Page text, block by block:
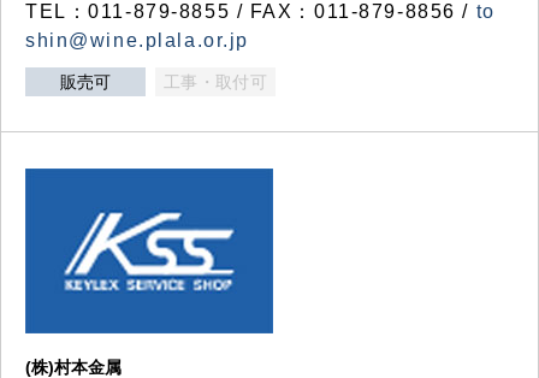
TEL：011-879-8855 / FAX：011-879-8856 / to
shin@wine.plala.or.jp
販売可 工事・取付可
(株)村本金属